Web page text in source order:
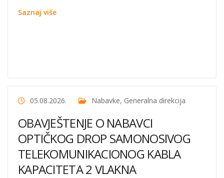
Saznaj više
05.08.2026. Nabavke, Generalna direkcija
OBAVJEŠTENJE O NABAVCI
OPTIČKOG DROP SAMONOSIVOG
TELEKOMUNIKACIONOG KABLA
KAPACITETA 2 VLAKNA